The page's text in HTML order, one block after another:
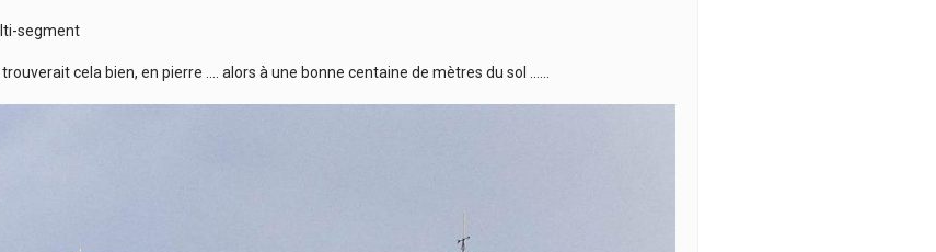
segment
trouverait cela bien, en pierre …. alors à une bonne centaine de mètres du sol ……